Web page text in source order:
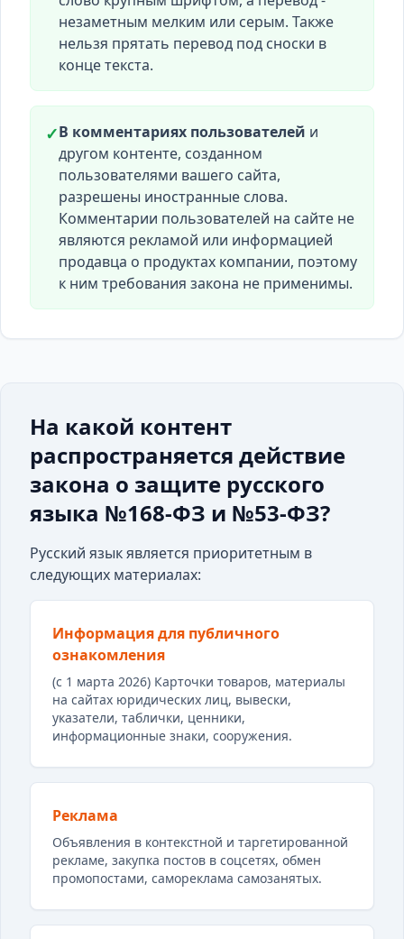
незаметным мелким или серым. Также
нельзя прятать перевод под сноски в
конце текста.
✓В комментариях пользователей и
другом контенте, созданном
пользователями вашего сайта,
разрешены иностранные слова.
Комментарии пользователей на сайте не
являются рекламой или информацией
продавца о продуктах компании, поэтому
к ним требования закона не применимы.
На какой контент
распространяется действие
закона о защите русского
языка №168-ФЗ и №53-ФЗ?
Русский язык является приоритетным в
следующих материалах:
Информация для публичного
ознакомления
(с 1 марта 2026) Карточки товаров, материалы
на сайтах юридических лиц, вывески,
указатели, таблички, ценники,
информационные знаки, сооружения.
Реклама
Объявления в контекстной и таргетированной
рекламе, закупка постов в соцсетях, обмен
промопостами, самореклама самозанятых.